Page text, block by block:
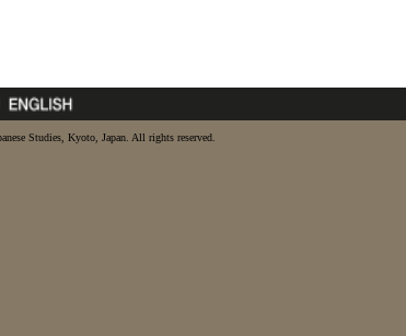
Studies, Kyoto, Japan. All rights reserved.